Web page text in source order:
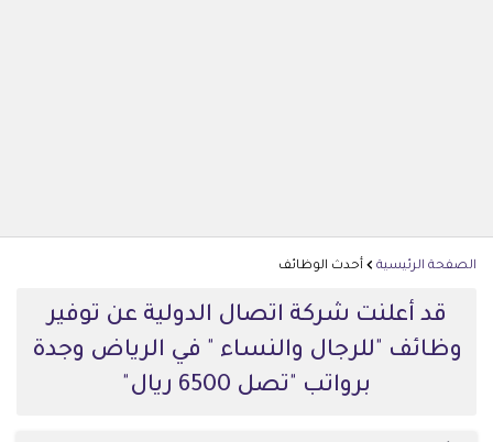
الصفحة الرئيسية أحدث الوظائف
قد أعلنت شركة اتصال الدولية عن توفير
وظائف "للرجال والنساء " في الرياض وجدة
برواتب "تصل 6500 ريال"